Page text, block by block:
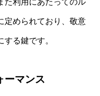
定められており、敬意
る鍵です。
ーマンス